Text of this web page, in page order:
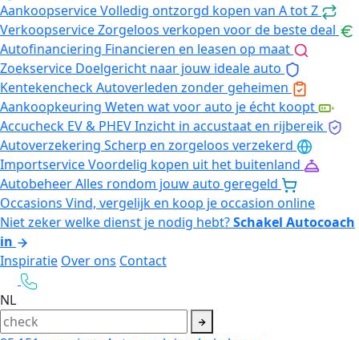
AankoopserviceVolledig ontzorgd kopen van A tot Z
VerkoopserviceZorgeloos verkopen voor de beste deal
Autofinanciering Financieren en leasen op maat
Zoekservice Doelgericht naar jouw ideale auto
KentekencheckAutoverleden zonder geheimen
Aankoopkeuring Weten wat voor auto je écht koopt
Accucheck EV & PHEVInzicht in accustaat en rijbereik
Autoverzekering Scherp en zorgeloos verzekerd
ImportserviceVoordelig kopen uit het buitenland
AutobeheerAlles rondom jouw auto geregeld
Occasions Vind, vergelijk en koop je occasion online
Niet zeker welke dienst je nodig hebt?Schakel Autocoach
in
Inspiratie Over ons Contact
NL